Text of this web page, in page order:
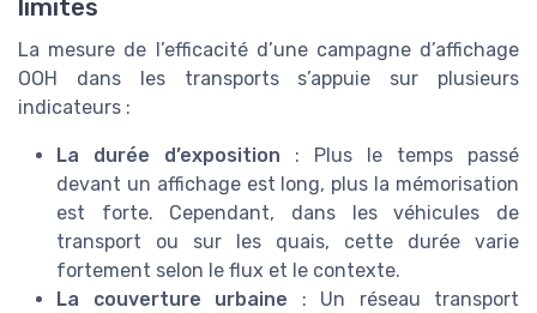
limites
La mesure de l’efficacité d’une campagne d’affichage
OOH dans les transports s’appuie sur plusieurs
indicateurs :
La durée d’exposition : Plus le temps passé
devant un affichage est long, plus la mémorisation
est forte. Cependant, dans les véhicules de
transport ou sur les quais, cette durée varie
fortement selon le flux et le contexte.
La couverture urbaine : Un réseau transport